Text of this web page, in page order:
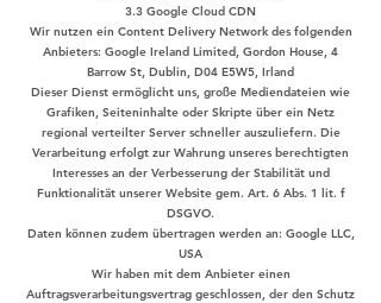
3.3 Google Cloud CDN
Wir nutzen ein Content Delivery Network des folgenden
Anbieters: Google Ireland Limited, Gordon House, 4
Barrow St, Dublin, D04 E5W5, Irland
Dieser Dienst ermöglicht uns, große Mediendateien wie
Grafiken, Seiteninhalte oder Skripte über ein Netz
regional verteilter Server schneller auszuliefern. Die
Verarbeitung erfolgt zur Wahrung unseres berechtigten
Interesses an der Verbesserung der Stabilität und
Funktionalität unserer Website gem. Art. 6 Abs. 1 lit. f
DSGVO.
Daten können zudem übertragen werden an: Google LLC,
USA
Wir haben mit dem Anbieter einen
Auftragsverarbeitungsvertrag geschlossen, der den Schutz